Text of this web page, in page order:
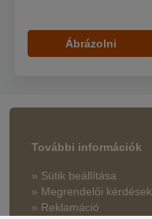
Ábrázolni
További információk
» Sütik beállítása
» Megrendelői kérdések
» Reklamáció